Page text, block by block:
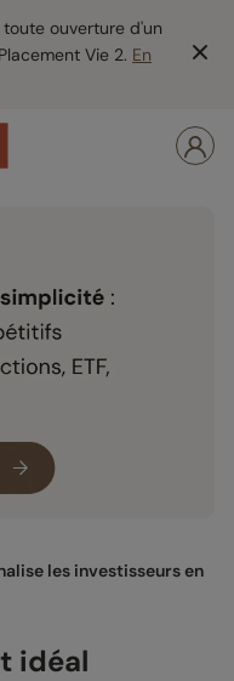
ouverture d'un
Vie 2. En
les investisseurs en
idéal